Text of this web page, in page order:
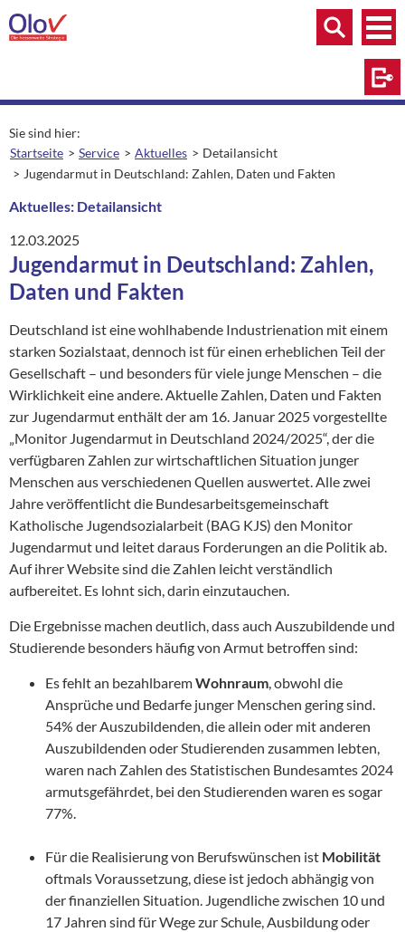
Zum Inhalt springen
Menü
Menü
Suche
Sie sind hier:
Startseite
Service Aktuelles aktuelle Seite:
Detailansicht
Jugendarmut in Deutschland: Zahlen, Daten und Fakten
Aktuelles: Detailansicht
12.03.2025
Jugendarmut in Deutschland: Zahlen,
Daten und Fakten
Deutschland ist eine wohlhabende Industrienation mit einem
starken Sozialstaat, dennoch ist für einen erheblichen Teil der
Gesellschaft – und besonders für viele junge Menschen – die
Wirklichkeit eine andere. Aktuelle Zahlen, Daten und Fakten
zur Jugendarmut enthält der am 16. Januar 2025 vorgestellte
„Monitor Jugendarmut in Deutschland 2024/2025“, der die
verfügbaren Zahlen zur wirtschaftlichen Situation junger
Menschen aus verschiedenen Quellen auswertet. Alle zwei
Jahre veröffentlicht die Bundesarbeitsgemeinschaft
Katholische Jugendsozialarbeit (BAG KJS) den Monitor
Jugendarmut und leitet daraus Forderungen an die Politik ab.
Auf ihrer Website sind die Zahlen leicht verständlich
aufbereitet. Es lohnt sich, darin einzutauchen.
Die Ergebnisse machen deutlich, dass auch Auszubildende und
Studierende besonders häufig von Armut betroffen sind:
Es fehlt an bezahlbaremWohnraum, obwohl die
Ansprüche und Bedarfe junger Menschen gering sind.
54% der Auszubildenden, die allein oder mit anderen
Auszubildenden oder Studierenden zusammen lebten,
waren nach Zahlen des Statistischen Bundesamtes 2024
armutsgefährdet, bei den Studierenden waren es sogar
77%.
Für die Realisierung von Berufswünschen ist Mobilität
oftmals Voraussetzung, diese ist jedoch abhängig von
der finanziellen Situation. Jugendliche zwischen 10 und
17 Jahren sind für Wege zur Schule, Ausbildung oder